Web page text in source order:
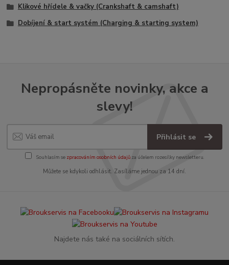
Klikové hřídele & vačky (Crankshaft & camshaft)
Dobíjení & start systém (Charging & starting system)
Nepropásněte novinky, akce a
slevy!
Přihlásit se
Souhlasím se zpracováním osobních údajůza účelem rozesílky newsletteru.
Můžete se kdykoli odhlásit. Zasíláme jednou za 14 dní.
Najdete nás také na sociálních sítích.